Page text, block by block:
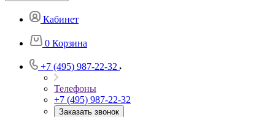
Кабинет
0 Корзина
+7 (495) 987-22-32
Телефоны
+7 (495) 987-22-32
Заказать звонок